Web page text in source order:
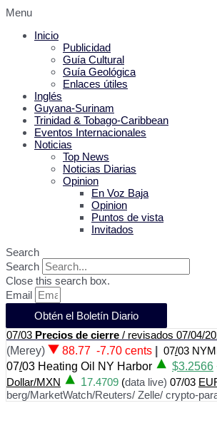
Menu
Inicio
Publicidad
Guía Cultural
Guía Geológica
Enlaces útiles
Inglés
Guyana-Surinam
Trinidad & Tobago-Caribbean
Eventos Internacionales
Noticias
Top News
Noticias Diarias
Opinion
En Voz Baja
Opinion
Puntos de vista
Invitados
Search
Search
Close this search box.
Email
Obtén el Boletín Diario
07/03 Precios de cierre / revisados 07/04/
(Merey)
88.77 -7.70 cents 07/03
07/03 Heating Oil NY Harbor $3.2566
Dollar/MXN
17.4709 (data live) 07/03
berg/MarketWatch/Reuters/ Zelle/ crypto-